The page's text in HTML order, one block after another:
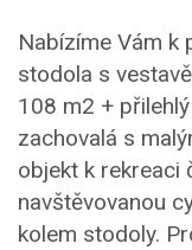
Nabízíme Vám k
stodola s
108 m2 +
zachovalá s
objekt k rekreaci
navštěvovanou
kolem stodoly.